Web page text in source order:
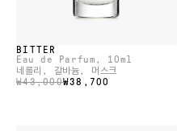
BITTER
Eau de Parfum , 10ml
네롤리, 갈바늄, 머스크
₩43,000₩38,700